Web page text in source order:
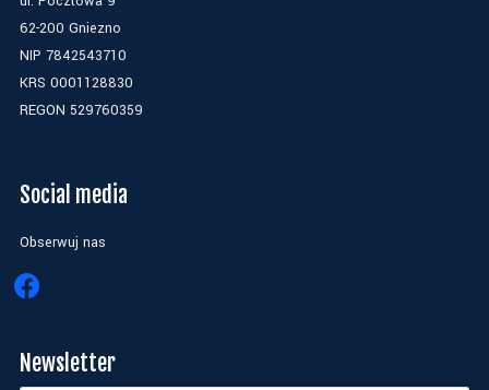
62-200 Gniezno
NIP 7842543710
KRS 0001128830
REGON 529760359
Social media
Obserwuj nas
Newsletter